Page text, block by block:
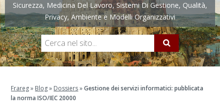
Sicurezza, Medicina Del Lavoro, Sistemi Di Gestione, Qualità,
Privacy, Ambiente e Modelli Organizzativi
Frareg» Blog» Dossiers»Gestione dei servizi informatici: pubblicata
la norma ISO/IEC 20000